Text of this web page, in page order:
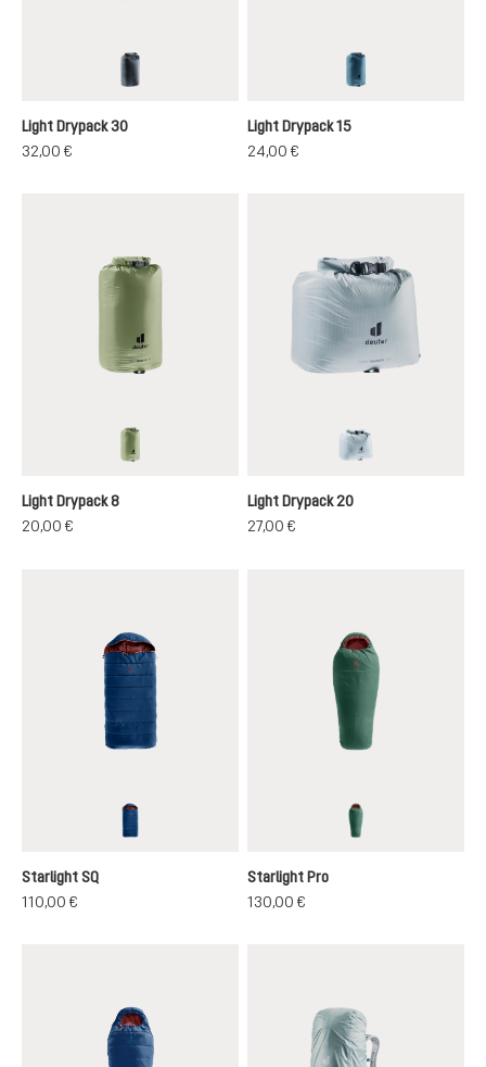
graphite
Light Drypack 30
32,00 €
atlantic
Light Drypack 15
24,00 €
grove
Light Drypack 8
20,00 €
tin
Light Drypack 20
27,00 €
nightblue-redwood
Starlight SQ
110,00 €
seegreen-
Starlight Pro
130,00 €